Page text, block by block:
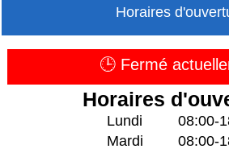
Horaires
🕒 Fermé
Horaires
Lundi
08:00-
Mardi
08:00-